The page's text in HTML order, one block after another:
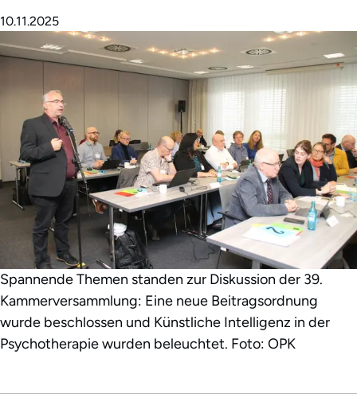
10.11.2025
Spannende Themen standen zur Diskussion der 39.
Kammerversammlung: Eine neue Beitragsordnung
wurde beschlossen und Künstliche Intelligenz in der
Psychotherapie wurden beleuchtet. Foto: OPK